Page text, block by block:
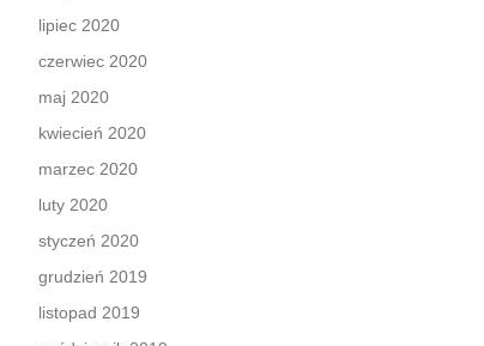
lipiec 2020
czerwiec 2020
maj 2020
kwiecień 2020
marzec 2020
luty 2020
styczeń 2020
grudzień 2019
listopad 2019